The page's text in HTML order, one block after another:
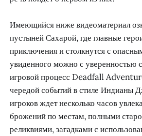
Имеющийся ниже видеоматериал
пустыней Сахарой, где главные
приключения и столкнутся с
увиденного можно с уверенностью
игровой процесс Deadfall
чередой событий в стиле Индианы
игроков ждет несколько часов
брожений по местам, полными
реликвиями, загадками с